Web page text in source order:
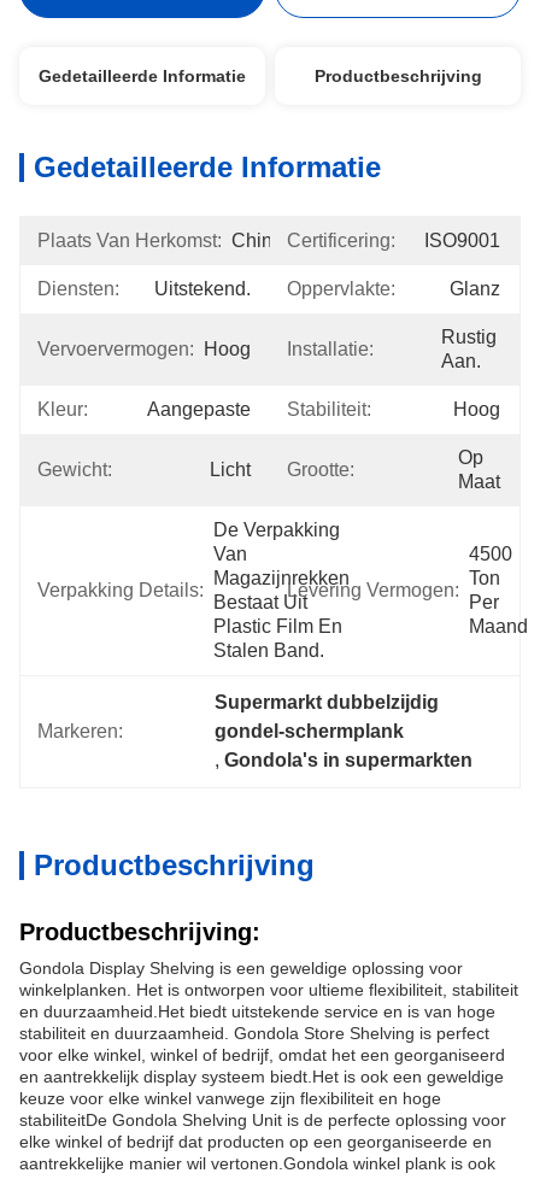
Gedetailleerde Informatie Productbeschrijving
Gedetailleerde Informatie
Plaats Van Herkomst: China Certificering: ISO9001
Diensten: Uitstekend. Oppervlakte: Glanz
Vervoervermogen: Hoog Installatie:
Rustig
Aan.
Kleur: Aangepaste Stabiliteit: Hoog
Gewicht: Licht Grootte:
Op
Maat
Verpakking Details:
De Verpakking
Van
Magazijnrekken
Bestaat Uit
Plastic Film En
Stalen Band.
Levering Vermogen:
4500
Ton
Per
Maand
Markeren:
Supermarkt dubbelzijdig
gondel-schermplank
, Gondola's in supermarkten
Productbeschrijving
Productbeschrijving:
Gondola Display Shelving is een geweldige oplossing voor
winkelplanken. Het is ontworpen voor ultieme flexibiliteit, stabiliteit
en duurzaamheid.Het biedt uitstekende service en is van hoge
stabiliteit en duurzaamheid. Gondola Store Shelving is perfect
voor elke winkel, winkel of bedrijf, omdat het een georganiseerd
en aantrekkelijk display systeem biedt.Het is ook een geweldige
keuze voor elke winkel vanwege zijn flexibiliteit en hoge
stabiliteitDe Gondola Shelving Unit is de perfecte oplossing voor
elke winkel of bedrijf dat producten op een georganiseerde en
aantrekkelijke manier wil vertonen.Gondola winkel plank is ook